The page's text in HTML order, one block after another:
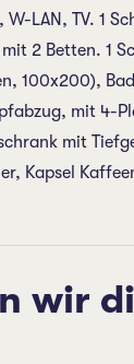
W-LAN, TV. 1
2 Betten. 1
100x200),
mit 4-
mit
Kapsel
wir